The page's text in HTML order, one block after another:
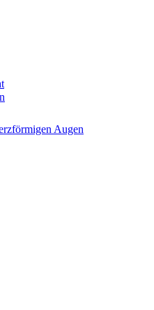
Augen